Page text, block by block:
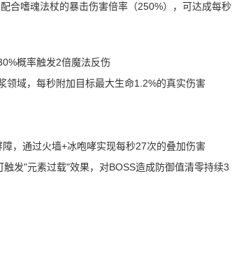
合嗜魂法杖的暴击伤害倍率（250%），可达成每秒
概率触发2倍魔法反伤
域，每秒附加目标最大生命1.2%的真实伤害
，通过火墙+冰咆哮实现每秒27次的叠加伤害
发"元素过载"效果，对BOSS造成防御值清零持续3